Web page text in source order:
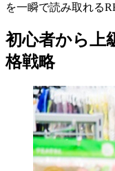
を一瞬で読み取れる
初心者から上
格戦略